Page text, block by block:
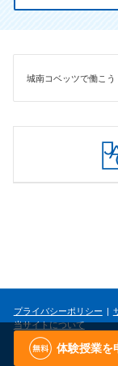
城南コベッツで働こう
プライバシーポリシー
当サイトについて
Copyright © Johnan
体験授業を